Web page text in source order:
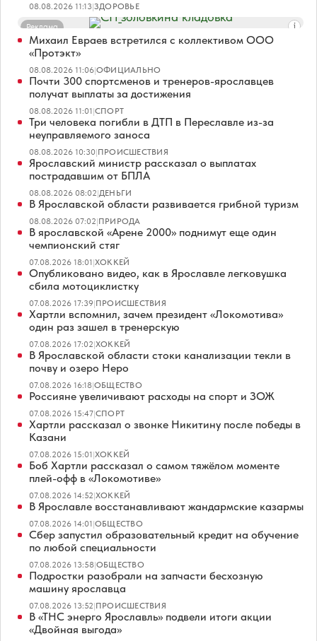
08.08.2026 11:13|ЗДОРОВЬЕ
Реклама
Михаил Евраев встретился с коллективом ООО
«Протэкт»
08.08.2026 11:06|ОФИЦИАЛЬНО
Почти 300 спортсменов и тренеров-ярославцев
получат выплаты за достижения
08.08.2026 11:01|СПОРТ
Три человека погибли в ДТП в Переславле из-за
неуправляемого заноса
08.08.2026 10:30|ПРОИСШЕСТВИЯ
Ярославский министр рассказал о выплатах
пострадавшим от БПЛА
08.08.2026 08:02|ДЕНЬГИ
В Ярославской области развивается грибной туризм
08.08.2026 07:02|ПРИРОДА
В ярославской «Арене 2000» поднимут еще один
чемпионский стяг
07.08.2026 18:01|ХОККЕЙ
Опубликовано видео, как в Ярославле легковушка
сбила мотоциклистку
07.08.2026 17:39|ПРОИСШЕСТВИЯ
Хартли вспомнил, зачем президент «Локомотива»
один раз зашел в тренерскую
07.08.2026 17:02|ХОККЕЙ
В Ярославской области стоки канализации текли в
почву и озеро Неро
07.08.2026 16:18|ОБЩЕСТВО
Россияне увеличивают расходы на спорт и ЗОЖ
07.08.2026 15:47|СПОРТ
Хартли рассказал о звонке Никитину после победы в
Казани
07.08.2026 15:01|ХОККЕЙ
Боб Хартли рассказал о самом тяжёлом моменте
плей-офф в «Локомотиве»
07.08.2026 14:52|ХОККЕЙ
В Ярославле восстанавливают жандармские казармы
07.08.2026 14:01|ОБЩЕСТВО
Сбер запустил образовательный кредит на обучение
по любой специальности
07.08.2026 13:58|ОБЩЕСТВО
Подростки разобрали на запчасти бесхозную
машину ярославца
07.08.2026 13:52|ПРОИСШЕСТВИЯ
В «ТНС энерго Ярославль» подвели итоги акции
«Двойная выгода»